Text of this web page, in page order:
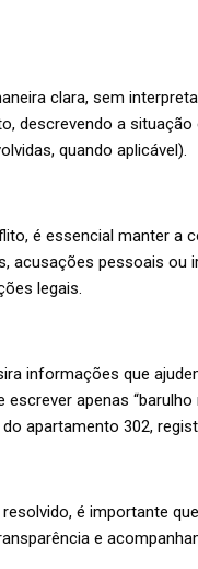
clara, sem
descrevendo a
quando aplicável).
é essencial manter a
acusações pessoais ou
legais.
informações que
escrever apenas
apartamento 302,
é importante
e